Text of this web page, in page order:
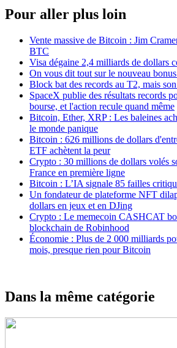
Pour aller plus loin
Vente massive de Bitcoin : Jim
BTC
Visa dégaine 2,4 milliards de dollars
On vous dit tout sur le nouveau
Block bat des records au T2, mais
SpaceX publie des résultats records
bourse, et l'action recule quand même
Bitcoin, Ether, XRP : Les baleines
le monde panique
Bitcoin : 626 millions de dollars
ETF achètent la peur
Crypto : 30 millions de dollars volés
France en première ligne
Bitcoin : L’IA signale 85 failles
Un fondateur de plateforme NFT
dollars en jeux et en DJing
Crypto : Le memecoin CASHCAT
blockchain de Robinhood
Économie : Plus de 2 000 milliards
mois, presque rien pour Bitcoin
Dans la même catégorie